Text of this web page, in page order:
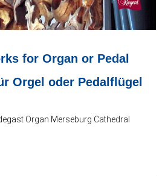
for Organ or Pedal
Orgel oder Pedalflügel
Organ Merseburg Cathedral